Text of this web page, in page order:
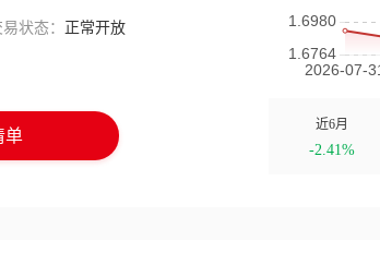
状态： 正常开放
单
近6月
-2.41%